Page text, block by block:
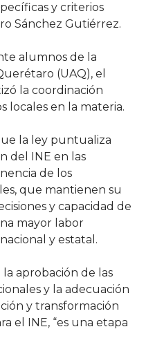
y criterios
Sánchez Gutiérrez.
alumnos de la
(UAQ), el
la coordinación
locales en la materia.
la ley puntualiza
del INE en las
de los
que mantienen su
y capacidad de
mayor labor
y estatal.
aprobación de las
y la adecuación
y transformación
el INE, “es una etapa